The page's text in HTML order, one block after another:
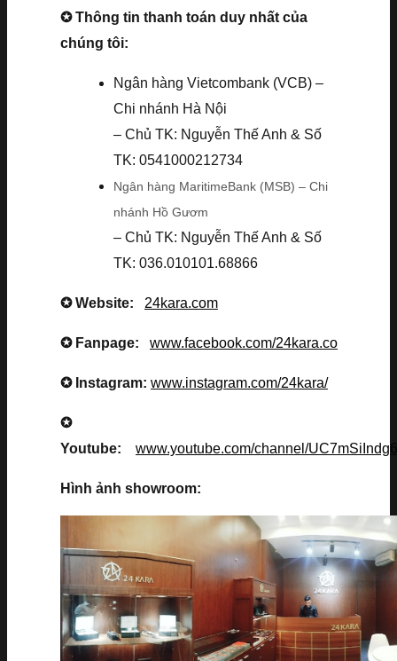
✪ Thông tin thanh toán duy nhất của
chúng tôi:
Ngân hàng Vietcombank (VCB) –
Chi nhánh Hà Nội
– Chủ TK: Nguyễn Thế Anh & Số
TK: 0541000212734
Ngân hàng MaritimeBank (MSB) – Chi
nhánh Hồ Gươm
– Chủ TK: Nguyễn Thế Anh & Số
TK: 036.010101.68866
✪ Website: 24kara.com
✪ Fanpage: www.facebook.com/24kara.co
✪ Instagram: www.instagram.com/24kara/
✪
Youtube: www.youtube.com/channel/
Hình ảnh showroom: